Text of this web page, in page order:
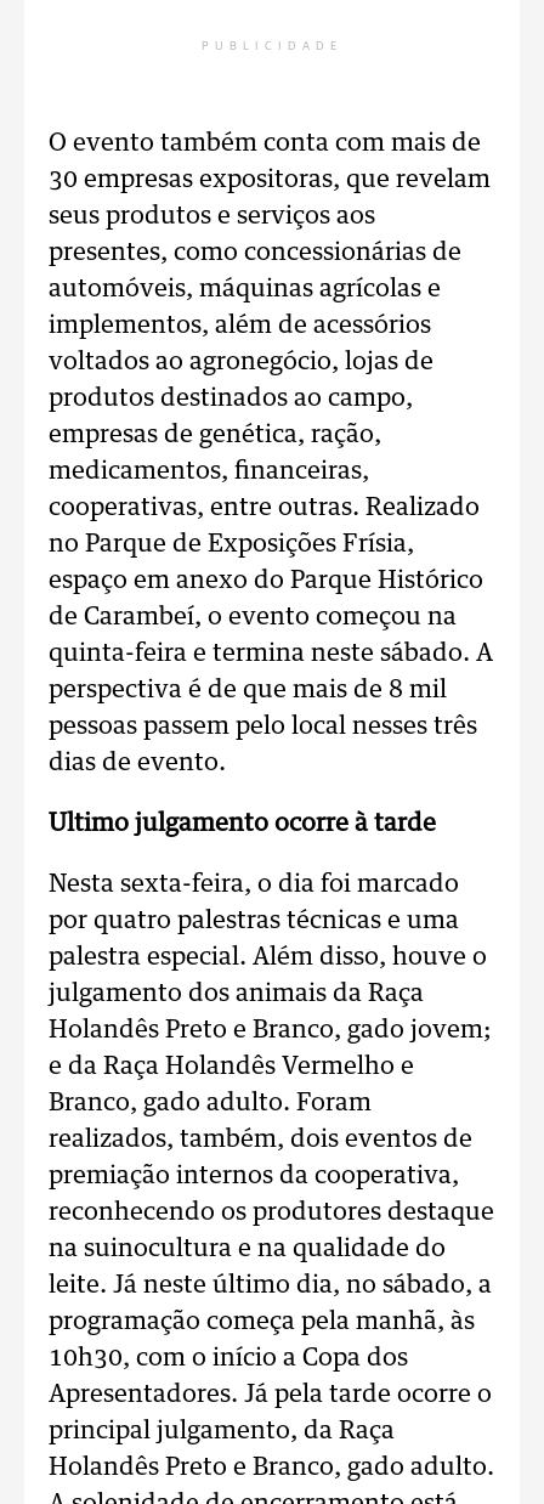
PUBLICIDADE
O evento também conta com mais de
30 empresas expositoras, que revelam
seus produtos e serviços aos
presentes, como concessionárias de
automóveis, máquinas agrícolas e
implementos, além de acessórios
voltados ao agronegócio, lojas de
produtos destinados ao campo,
empresas de genética, ração,
medicamentos, financeiras,
cooperativas, entre outras. Realizado
no Parque de Exposições Frísia,
espaço em anexo do Parque Histórico
de Carambeí, o evento começou na
quinta-feira e termina neste sábado. A
perspectiva é de que mais de 8 mil
pessoas passem pelo local nesses três
dias de evento.
Ultimo julgamento ocorre à tarde
Nesta sexta-feira, o dia foi marcado
por quatro palestras técnicas e uma
palestra especial. Além disso, houve o
julgamento dos animais da Raça
Holandês Preto e Branco, gado jovem;
e da Raça Holandês Vermelho e
Branco, gado adulto. Foram
realizados, também, dois eventos de
premiação internos da cooperativa,
reconhecendo os produtores destaque
na suinocultura e na qualidade do
leite. Já neste último dia, no sábado, a
programação começa pela manhã, às
10h30, com o início a Copa dos
Apresentadores. Já pela tarde ocorre o
principal julgamento, da Raça
Holandês Preto e Branco, gado adulto.